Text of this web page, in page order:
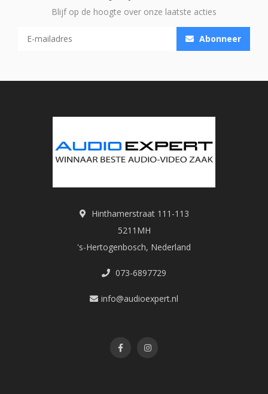
Blijf op de hoogte over onze laatste acties
Abonneer
Hinthamerstraat 111-113
5211MH
's-Hertogenbosch, Nederland
073-6897729
info@audioexpert.nl